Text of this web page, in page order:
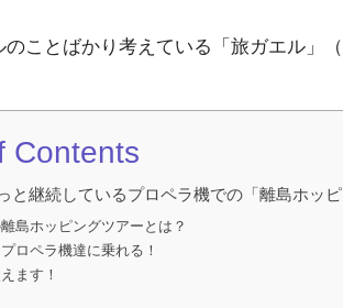
ことばかり考えている「旅ガエル」（
Contents
と継続しているプロペラ機での「離島ホッ
島ホッピングツアーとは？
ロペラ機達に乗れる！
ます！